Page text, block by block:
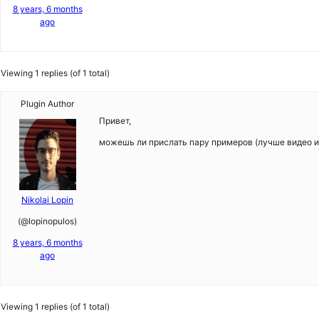
8 years, 6 months
ago
Viewing 1 replies (of 1 total)
Plugin Author
Nikolai Lopin
(@lopinopulos)
8 years, 6 months
ago
Привет,
можешь ли прислать пару примеров (лучше видео
Viewing 1 replies (of 1 total)